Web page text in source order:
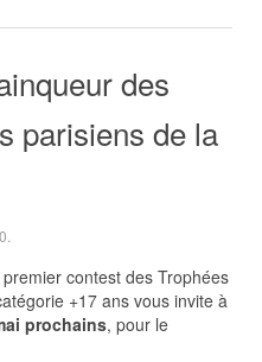
des
parisiens de la
contest des Trophées
+17 ans vous invite à
prochains, pour le